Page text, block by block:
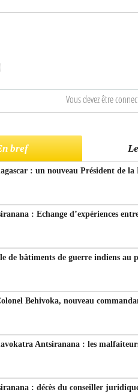
Vous devez être
bref
: un nouveau Président de
: Echange d’expériences
de bâtiments de guerre indiens au
Behivoka, nouveau
Antsiranana : les
: décès du conseiller